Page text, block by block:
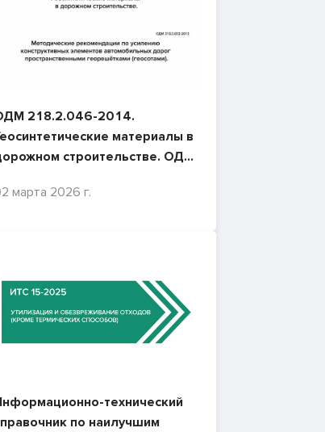
218.2.046-2014.
материалы в
строительстве. ОДМ
по усилению
георешётками (геосотами).
марта 2026 г.
технический
по наилучшим